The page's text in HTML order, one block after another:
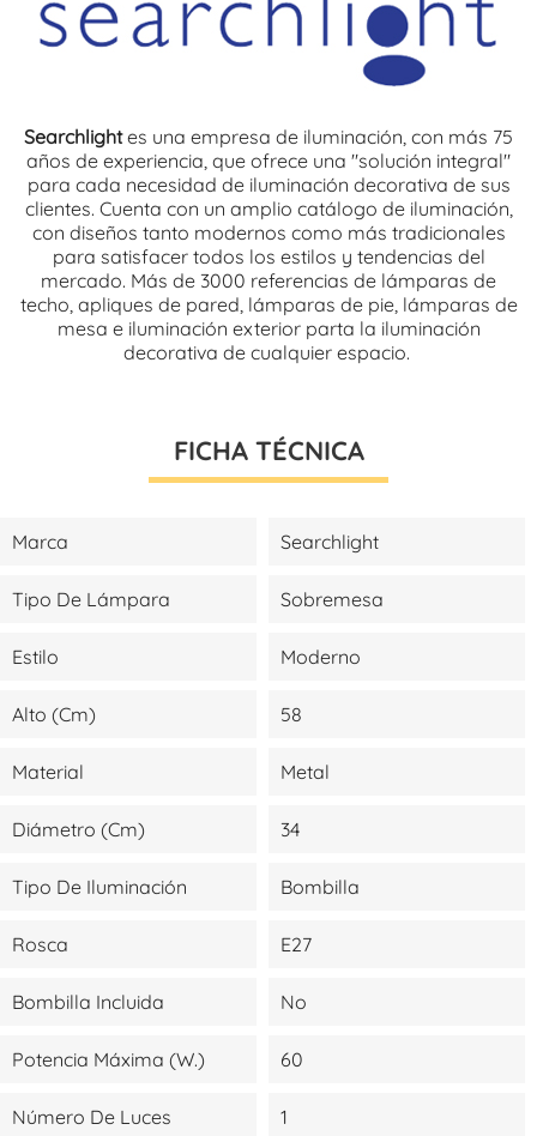
Searchlightes una empresa de iluminación, con más 75
años de experiencia, que ofrece una "solución integral"
para cada necesidad de iluminación decorativa de sus
clientes. Cuenta con un amplio catálogo de iluminación,
con diseños tanto modernos como más tradicionales
para satisfacer todos los estilos y tendencias del
mercado. Más de 3000 referencias de lámparas de
techo, apliques de pared, lámparas de pie, lámparas de
mesa e iluminación exterior parta la iluminación
decorativa de cualquier espacio.
FICHA TÉCNICA
Marca Searchlight
Tipo De Lámpara Sobremesa
Estilo Moderno
Alto (cm) 58
Material Metal
Diámetro (cm) 34
Tipo De Iluminación Bombilla
Rosca E27
Bombilla Incluida No
Potencia Máxima (W.) 60
Número De Luces 1